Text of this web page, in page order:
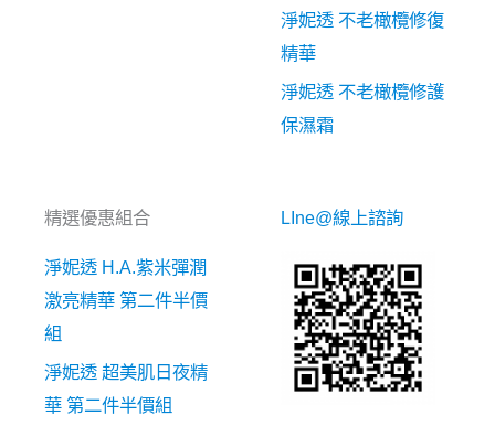
淨妮透 不老橄欖修復
精華
淨妮透 不老橄欖修護
保濕霜
精選優惠組合
淨妮透 H.A.紫米彈潤
激亮精華 第二件半價
組
淨妮透 超美肌日夜精
華 第二件半價組
LIne@線上諮詢